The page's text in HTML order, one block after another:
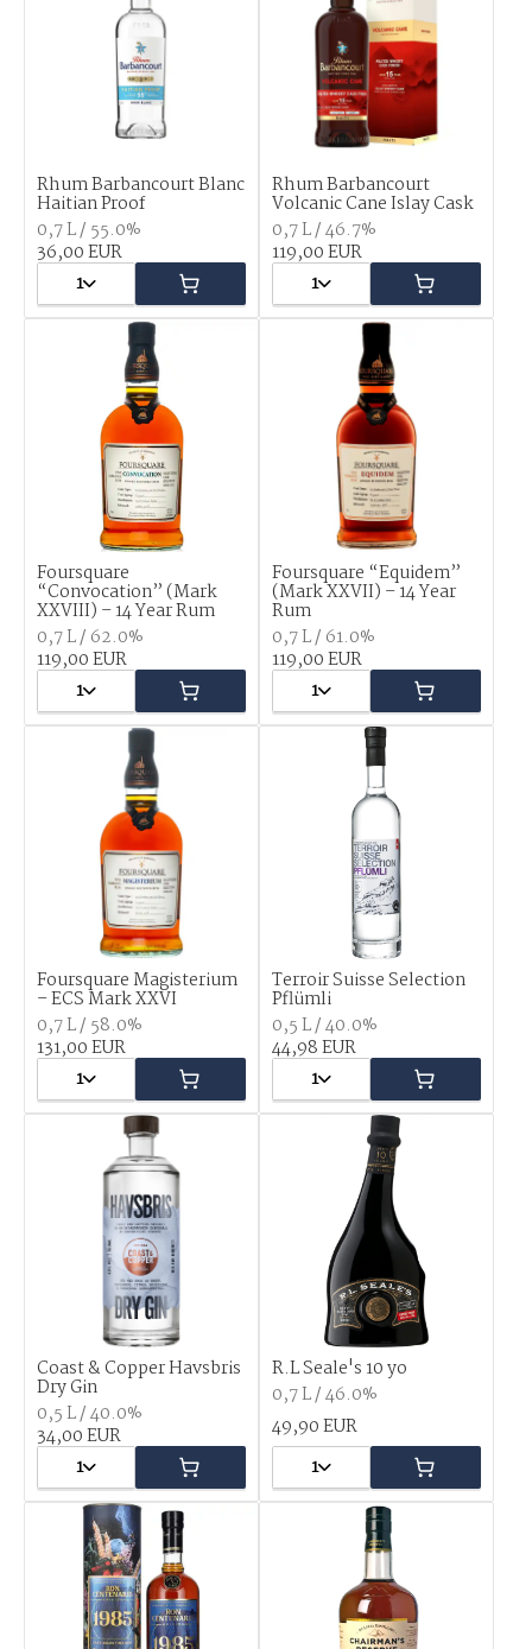
Rhum Barbancourt Blanc
Haitian Proof
0,7 L / 55.0%
36,00 EUR
1
Rhum Barbancourt
Volcanic Cane Islay Cask
0,7 L / 46.7%
119,00 EUR
1
Foursquare
“Convocation” (Mark
XXVIII) – 14 Year Rum
0,7 L / 62.0%
119,00 EUR
1
Foursquare “Equidem”
(Mark XXVII) – 14 Year
Rum
0,7 L / 61.0%
119,00 EUR
1
Foursquare Magisterium
– ECS Mark XXVI
0,7 L / 58.0%
131,00 EUR
1
Terroir Suisse Selection
Pflümli
0,5 L / 40.0%
44,98 EUR
1
Coast & Copper Havsbris
Dry Gin
0,5 L / 40.0%
34,00 EUR
1
R.L Seale's 10 yo
0,7 L / 46.0%
49,90 EUR
1